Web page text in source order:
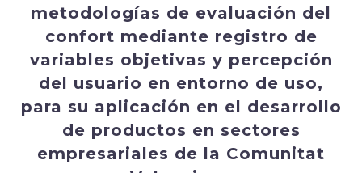
metodologías de evaluación del
confort mediante registro de
variables objetivas y percepción
del usuario en entorno de uso,
para su aplicación en el desarrollo
de productos en sectores
empresariales de la Comunitat